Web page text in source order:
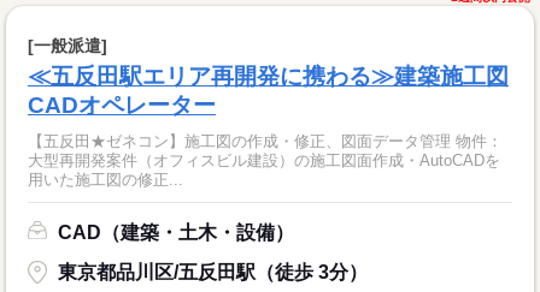
[一般派遣]
≪五反田駅エリア再開発に携わる≫建築施工図
CADオペレーター
【五反田★ゼネコン】施工図の作成・修正、図面データ管理 物件：
大型再開発案件（オフィスビル建設）の施工図面作成・AutoCADを
用いた施工図の修正...
CAD（建築・土木・設備）
東京都品川区/五反田駅（徒歩 3分）